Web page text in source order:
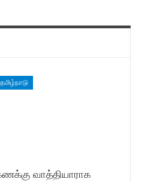
தமிழ்நாடு
வாத்தியாராக